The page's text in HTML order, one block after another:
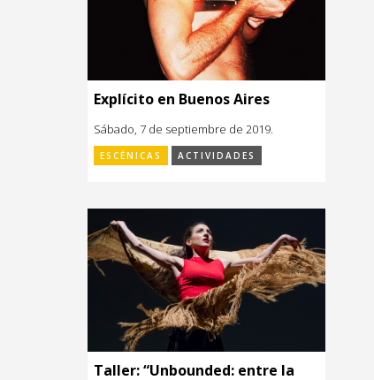
Explícito en Buenos Aires
Sábado, 7 de septiembre de 2019.
ESCÉNICAS ACTIVIDADES
Taller: “Unbounded: entre la